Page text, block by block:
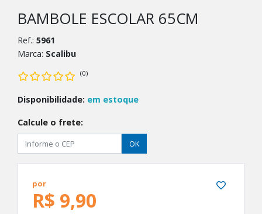
BAMBOLE ESCOLAR 65CM
Ref.: 5961
Marca: Scalibu
(0)
Disponibilidade: em estoque
Calcule o frete:
OK
por
R$ 9,90